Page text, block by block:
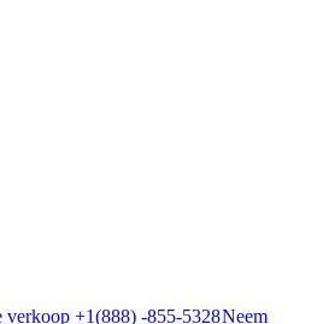
verkoop +1(888) -855-5328​​Neem